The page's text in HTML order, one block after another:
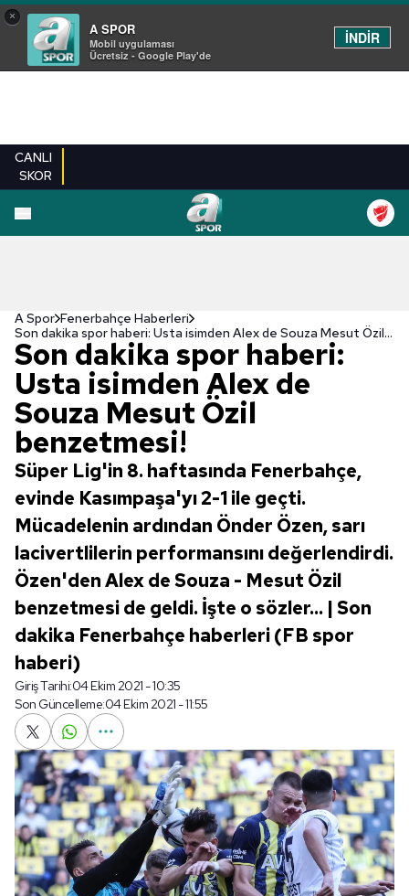
×
A SPOR
Mobil uygulaması
Ücretsiz - Google Play'de
İNDİR
CANLI
SKOR
A Spor Fenerbahçe Haberleri
Son dakika spor haberi: Usta isimden Alex de Souza Mesut Özil benzetmesi!
Son dakika spor haberi:
Usta isimden Alex de
Souza Mesut Özil
benzetmesi!
Süper Lig'in 8. haftasında Fenerbahçe,
evinde Kasımpaşa'yı 2-1 ile geçti.
Mücadelenin ardından Önder Özen, sarı
lacivertlilerin performansını değerlendirdi.
Özen'den Alex de Souza - Mesut Özil
benzetmesi de geldi. İşte o sözler... | Son
dakika Fenerbahçe haberleri (FB spor
haberi)
Giriş Tarihi:04 Ekim 2021 - 10:35
Son Güncelleme:04 Ekim 2021 - 11:55